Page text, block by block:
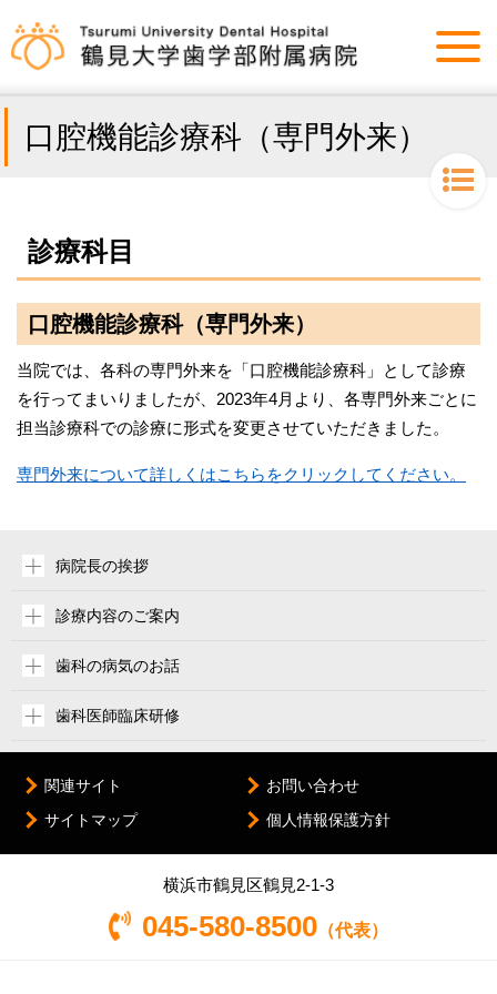
口腔機能診療科（専門外来）
診療科目
口腔機能診療科（専門外来）
当院では、各科の専門外来を「口腔機能診療科」として診療
を行ってまいりましたが、2023年4月より、各専門外来ごとに
担当診療科での診療に形式を変更させていただきました。
専門外来について詳しくはこちらをクリックしてください。
病院長の挨拶
診療内容のご案内
歯科の病気のお話
歯科医師臨床研修
関連サイト
お問い合わせ
サイトマップ
個人情報保護方針
横浜市鶴見区鶴見2-1-3
045-580-8500 （代表）